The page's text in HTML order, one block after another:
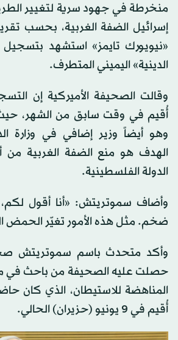
منخرطة في جهود سرية لتغيير
إسرائيل الضفة الغربية، بحسب
«نيويورك تايمز» استشهد بتسجيل
الدينية» اليميني المتطرف.
وقالت الصحيفة الأميركية إن
أُقيم في وقت سابق من الشهر،
وهو أيضاً وزير إضافي في وزارة
الهدف هو منع الضفة الغربية
الدولة الفلسطينية.
وأضاف سموتريتش: «أنا أقول لكم،
ضخم. مثل هذه الأمور تغيّر الحمض
وأكد متحدث باسم سموتريتش
حصلت عليه الصحيفة من باحث في
المناهضة للاستيطان، الذي كان
أُقيم في 9 يونيو (حزيران) الحالي.